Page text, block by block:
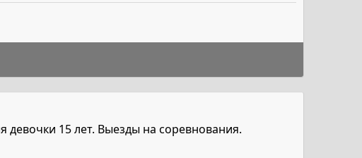
девочки 15 лет. Выезды на соревнования.